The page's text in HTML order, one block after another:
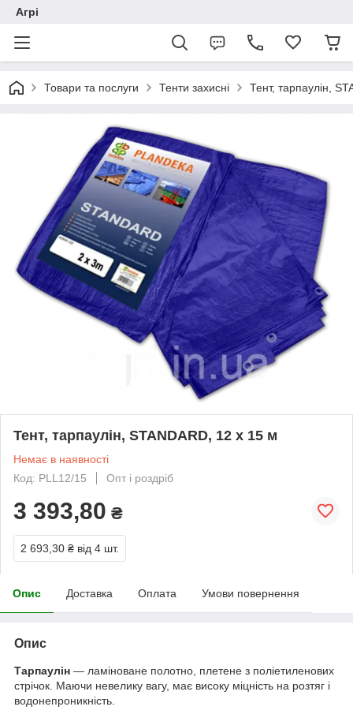
Агрі
Товари та послуги Тенти захисні Тент, тарпаулін,
Тент, тарпаулін, STANDARD, 12 х 15 м
Немає в наявності
Код: PLL12/15
Опт і роздріб
3 393,80 ₴
2 693,30 ₴ від 4 шт.
Опис Доставка Оплата Умови повернення
Опис
Тарпаулін — ламіноване полотно, плетене з поліетиленових
стрічок. Маючи невелику вагу, має високу міцність на розтяг і
водонепроникність.